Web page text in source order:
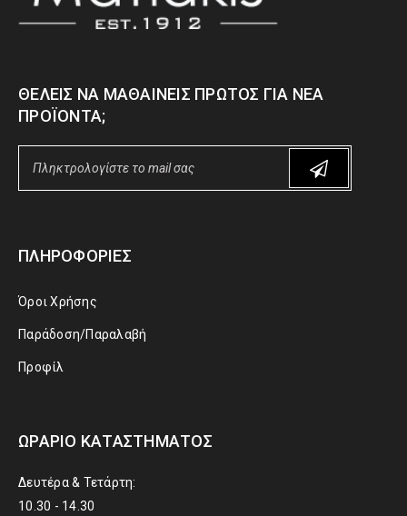
ΘΈΛΕΙΣ ΝΑ ΜΑΘΑΊΝΕΙΣ ΠΡΏΤΟΣ ΓΙΑ ΝΈΑ
ΠΡΟΪΌΝΤΑ;
ΠΛΗΡΟΦΟΡΊΕΣ
Όροι Χρήσης
Παράδοση/Παραλαβή
Προφίλ
ΩΡΆΡΙΟ ΚΑΤΑΣΤΉΜΑΤΟΣ
Δευτέρα & Τετάρτη:
10.30 - 14.30